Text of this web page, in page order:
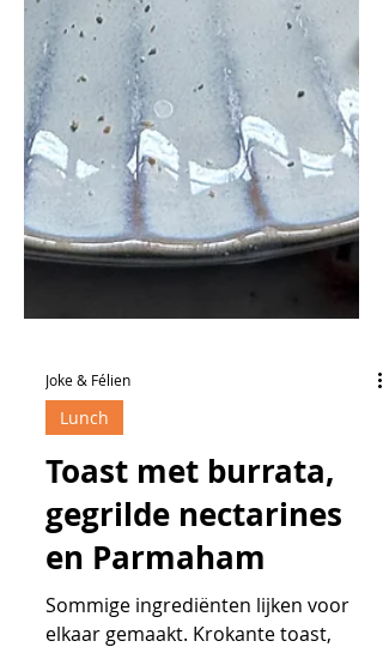
Lunch
Toast met burrata,
gegrilde nectarines
en Parmaham